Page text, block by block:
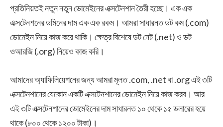
প্রতিনিয়তই নতুন নতুন ডোমেইনের এক্সটেনশান তৈরী হচ্ছে। এক এক
এক্সটেনশনের ডমিনের দাম এক এক রকম। আমরা সাধারনত ডট কম (.com)
ডোমেইন নিয়ে কাজ করে থাকি। ক্ষেত্র বিশেষে ডট নেট (.net) ও ডট
ওআরজি (.org) নিয়েও কাজ করি।
আমাদের অ্যাফিলিয়েশনের জন্য আমরা মূলত .com, .net বা .org এই ৩টি
এক্সটেনশানের যেকোন একটি এক্সটেনশানের ডোমেইন নিয়ে কাজ করব। আর
এই ৩টি এক্সটেনশানের ডোমেইনের দাম সাধারনত ১০ থেকে ১৫ ডলারের হয়ে
থাকে (৮০০ থেকে ১২০০ টাকা)।